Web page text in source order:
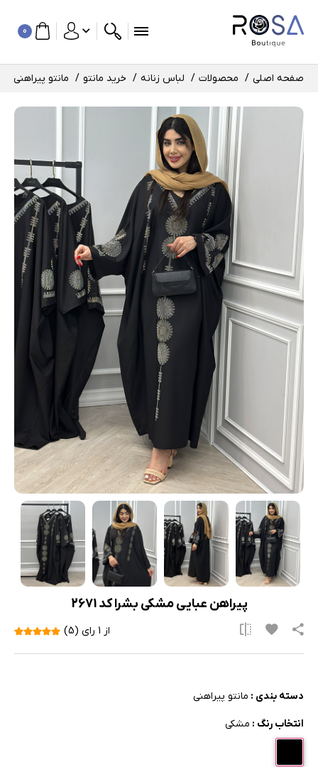
0
صفحه اصلی محصولات لباس زنانه خرید مانتو مانتو پیراهنی
پیراهن عبایی مشکی بشرا کد 2671
از 1 رای (5)
دسته بندی : مانتو پیراهنی
انتخاب رنگ : مشکی